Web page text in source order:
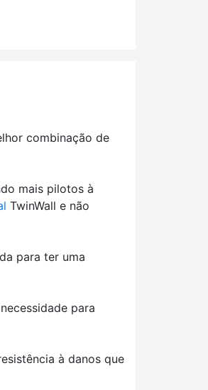
combinação de
mais pilotos à
TwinWall e não
para ter uma
para
à danos que